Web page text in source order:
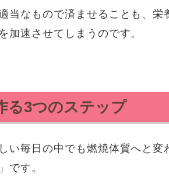
当なもので済ませることも、栄
加速させてしまうのです。
る3つのステップ
い毎日の中でも燃焼体質へと変
です。